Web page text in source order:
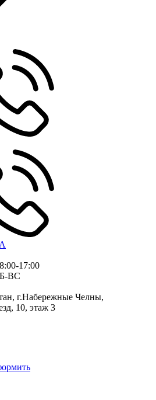
17:00
ВС
г.Набережные Челны,
10, этаж 3